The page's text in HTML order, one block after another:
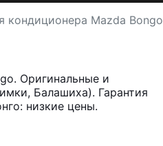
кондиционера Mazda Bongo
Оригинальные и
Балашиха). Гарантия
низкие цены.